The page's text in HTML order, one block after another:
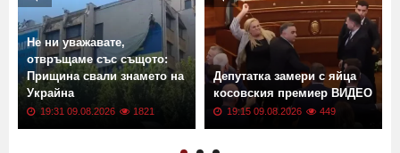
Не ни уважавате,
отвръщаме със същото:
Прищина свали знамето на
Украйна
19:31 09.08.2026 1821
Депутатка замери с яйца
косовския премиер ВИДЕО
19:15 09.08.2026 449